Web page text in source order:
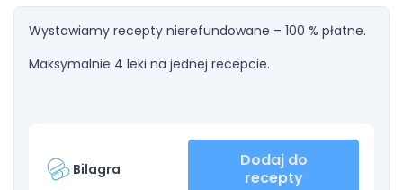
Wystawiamy recepty nierefundowane – 100 % płatne.
Maksymalnie 4 leki na jednej recepcie.
Bilagra
Dodaj do
recepty